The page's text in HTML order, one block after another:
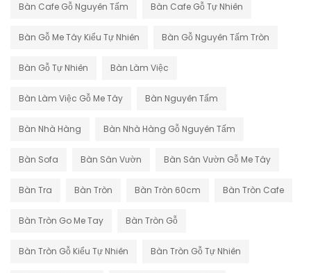
Bàn Cafe Gỗ Nguyên Tấm Bàn Cafe Gỗ Tự Nhiên
Bàn Gỗ Me Tây Kiểu Tự Nhiên Bàn Gỗ Nguyên Tấm Tròn
Bàn Gỗ Tự Nhiên Bàn Làm Việc
Bàn Làm Việc Gỗ Me Tây Bàn Nguyên Tấm
Bàn Nhà Hàng Bàn Nhà Hàng Gỗ Nguyên Tấm
Bàn Sofa Bàn Sân Vườn Bàn Sân Vườn Gỗ Me Tây
Bàn Tra Bàn Tròn Bàn Tròn 60cm Bàn Tròn Cafe
Bàn Tròn Go Me Tay Bàn Tròn Gỗ
Bàn Tròn Gỗ Kiểu Tự Nhiên Bàn Tròn Gỗ Tự Nhiên